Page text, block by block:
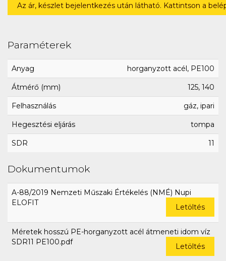
Az ár, készlet bejelentkezés után látható. Kattintson a
Paraméterek
Anyag horganyzott acél, PE100
Átmérő (mm) 125, 140
Felhasználás gáz, ipari
Hegesztési eljárás tompa
SDR 11
Dokumentumok
A-88/2019 Nemzeti Műszaki Értékelés (NMÉ) Nupi
ELOFIT
Letöltés
Méretek hosszú PE-horganyzott acél átmeneti idom víz
SDR11 PE100.pdf
Letöltés